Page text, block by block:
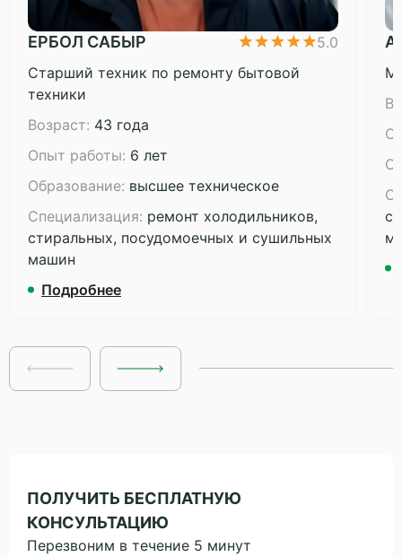
ЕРБОЛ САБЫР
5.0
Старший техник по ремонту бытовой
техники
Возраст: 43 года
Опыт работы: 6 лет
Образование: высшее техническое
Специализация: ремонт холодильников,
стиральных, посудомоечных и сушильных
машин
Подробнее
ПОЛУЧИТЬ БЕСПЛАТНУЮ
КОНСУЛЬТАЦИЮ
Перезвоним в течение 5 минут